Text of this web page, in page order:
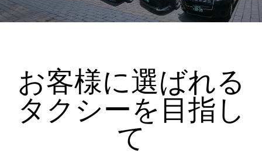
お客様に選ばれる
タクシーを目指し
て